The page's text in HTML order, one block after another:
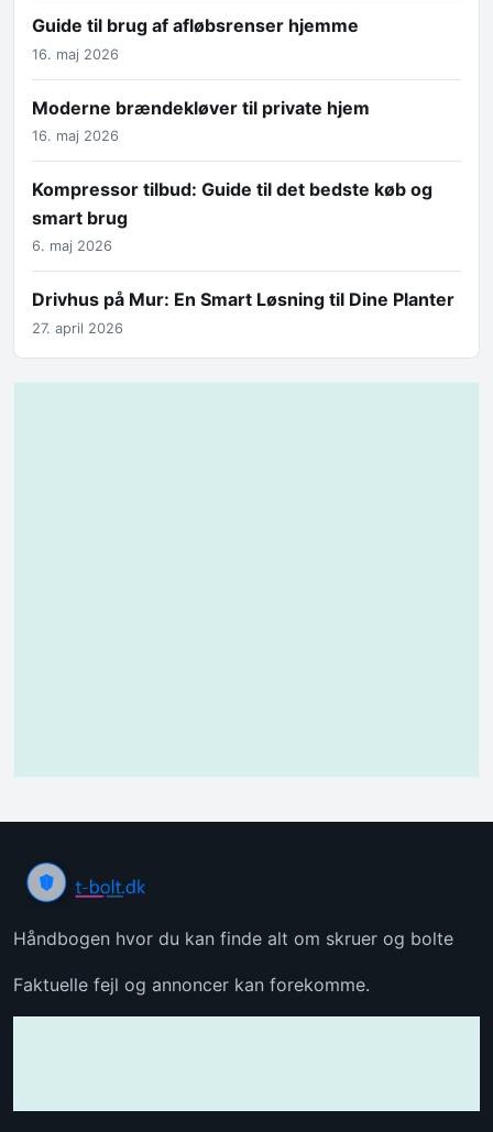
Guide til brug af afløbsrenser hjemme
16. maj 2026
Moderne brændekløver til private hjem
16. maj 2026
Kompressor tilbud: Guide til det bedste køb og
smart brug
6. maj 2026
Drivhus på Mur: En Smart Løsning til Dine Planter
27. april 2026
Håndbogen hvor du kan finde alt om skruer og bolte
Faktuelle fejl og annoncer kan forekomme.